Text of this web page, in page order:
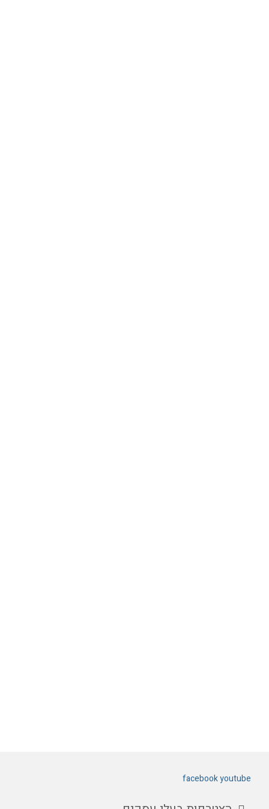
facebookyoutube